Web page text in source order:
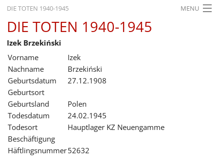
DIE TOTEN 1940-1945 MENU
STARTSEITE
AKTUELLES
AUSSTELLUNGEN
GESCHICHTE
BILDUNG
FORSCHUNG
SERVICE
DIE TOTEN 1940-1945
Izek Brzekiński
Vorname
Izek
Nachname
Brzekiński
Geburtsdatum
27.12.1908
Geburtsort
Geburtsland
Polen
Todesdatum
24.02.1945
Todesort
Hauptlager KZ Neuengamme
Beschäftigung
Häftlingsnummer52632